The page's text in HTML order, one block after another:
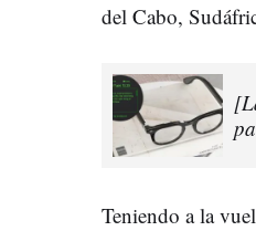
del Cabo,
Teniendo a la